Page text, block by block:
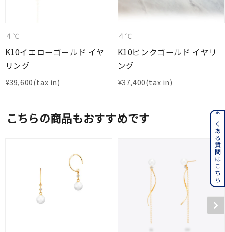
４℃
K10イエローゴールド イヤ
リング
¥39,600
４℃
K10ピンクゴールド イヤリ
ング
¥37,400
こちらの商品もおすすめです よくある質問はこちら